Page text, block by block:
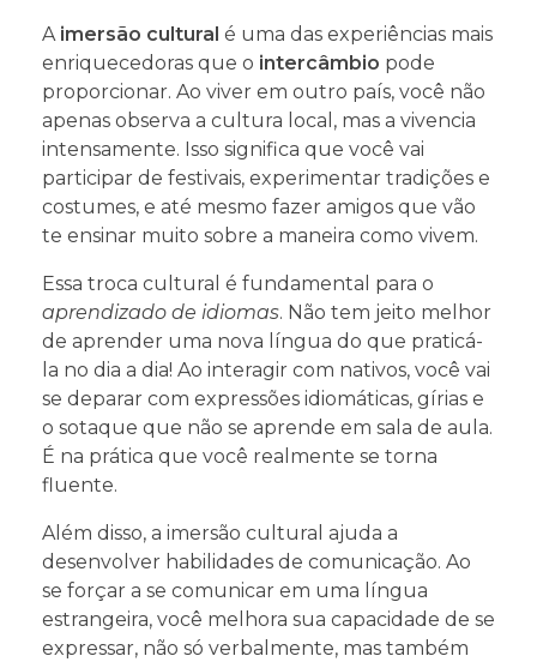
A imersão cultural é uma das experiências mais
enriquecedoras que o intercâmbio pode
proporcionar. Ao viver em outro país, você não
apenas observa a cultura local, mas a vivencia
intensamente. Isso significa que você vai
participar de festivais, experimentar tradições e
costumes, e até mesmo fazer amigos que vão
te ensinar muito sobre a maneira como vivem.
Essa troca cultural é fundamental para o
aprendizado de idiomas. Não tem jeito melhor
de aprender uma nova língua do que praticá-
la no dia a dia! Ao interagir com nativos, você vai
se deparar com expressões idiomáticas, gírias e
o sotaque que não se aprende em sala de aula.
É na prática que você realmente se torna
fluente.
Além disso, a imersão cultural ajuda a
desenvolver habilidades de comunicação. Ao
se forçar a se comunicar em uma língua
estrangeira, você melhora sua capacidade de se
expressar, não só verbalmente, mas também